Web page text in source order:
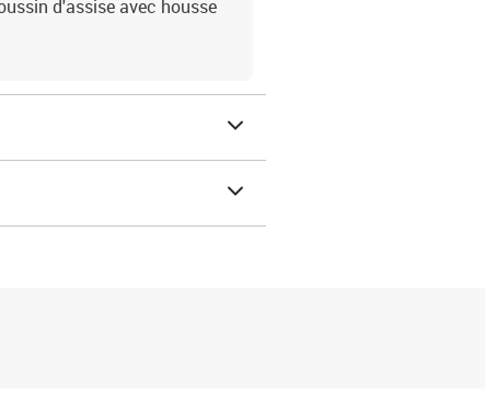
d'assise avec housse